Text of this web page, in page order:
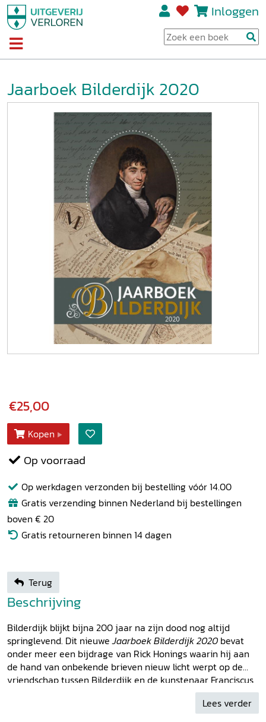
Inloggen
Jaarboek Bilderdijk 2020
€25,00
Kopen
Op voorraad
Op werkdagen verzonden bij bestelling vóór 14.00
Gratis verzending binnen Nederland bij bestellingen
boven € 20
Gratis retourneren binnen 14 dagen
Terug
Beschrijving
Bilderdijk blijkt bijna 200 jaar na zijn dood nog altijd
springlevend. Dit nieuweJaarboek Bilderdijk 2020 bevat
onder meer een bijdrage van Rick Honings waarin hij aan
de hand van onbekende brieven nieuw licht werpt op de
vriendschap tussen Bilderdijk en de kunstenaar Franciscus
Schluymer. Marinus van Hattum en Gert-Jan Johannes
gaan in op een ‘geestige’ brief van Bilderdijk uit hetLees verder